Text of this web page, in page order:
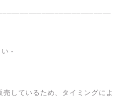
-
売しているため、タイミングによ